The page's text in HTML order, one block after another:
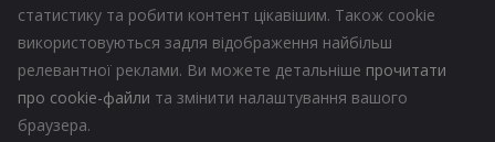
статистику та робити контент цікавішим. Також cookie
використовуються задля відображення найбільш
релевантної реклами. Ви можете детальніше прочитати
про cookie-файли та змінити налаштування вашого
браузера.